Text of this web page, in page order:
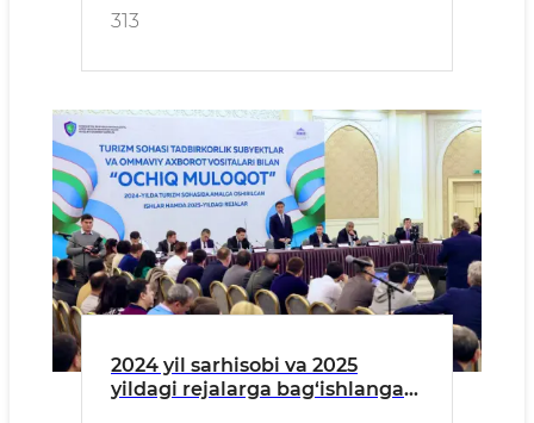
313
2024 yil sarhisobi va 2025
yildagi rejalarga bag‘ishlangan